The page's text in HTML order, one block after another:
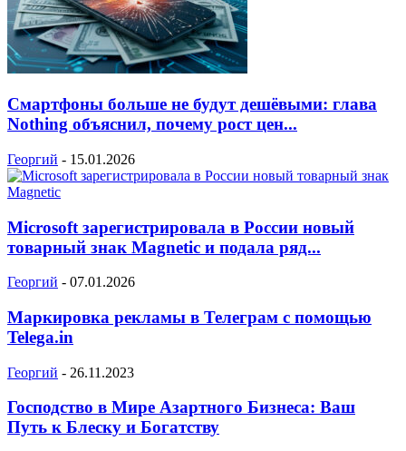
Смартфоны больше не будут дешёвыми: глава
Nothing объяснил, почему рост цен...
Георгий - 15.01.2026
Microsoft зарегистрировала в России новый
товарный знак Magnetic и подала ряд...
Георгий - 07.01.2026
Маркировка рекламы в Телеграм с помощью
Telega.in
Георгий - 26.11.2023
Господство в Мире Азартного Бизнеса: Ваш
Путь к Блеску и Богатству